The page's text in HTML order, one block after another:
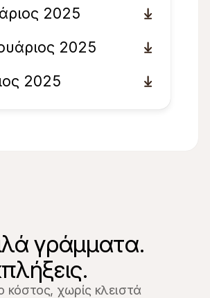
2025
2025
2025
γράμματα.
κόστος, χωρίς κλειστά